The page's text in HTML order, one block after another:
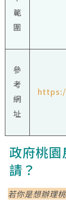
範
圍
參
考
網
址
政府桃
請？
若你是想辦理